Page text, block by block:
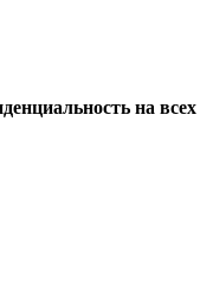
на всех